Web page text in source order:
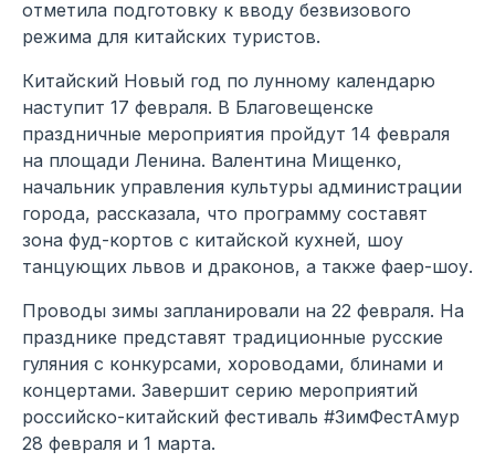
отметила подготовку к вводу безвизового
режима для китайских туристов.
Китайский Новый год по лунному календарю
наступит 17 февраля. В Благовещенске
праздничные мероприятия пройдут 14 февраля
на площади Ленина. Валентина Мищенко,
начальник управления культуры администрации
города, рассказала, что программу составят
зона фуд-кортов с китайской кухней, шоу
танцующих львов и драконов, а также фаер-шоу.
Проводы зимы запланировали на 22 февраля. На
празднике представят традиционные русские
гуляния с конкурсами, хороводами, блинами и
концертами. Завершит серию мероприятий
российско-китайский фестиваль #ЗимФестАмур
28 февраля и 1 марта.